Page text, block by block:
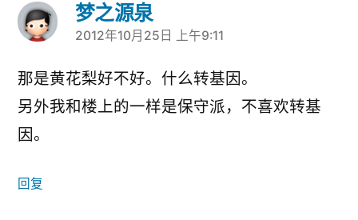
梦之源泉
说：
2012年10月25日 上午9:11
那是黄花梨好不好。什么转基因。
另外我和楼上的一样是保守派，不喜欢转基
因。
回复